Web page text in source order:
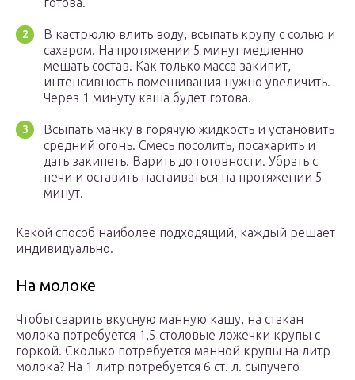
В кастрюлю влить воду, всыпать крупу с солью и
сахаром. На протяжении 5 минут медленно
мешать состав. Как только масса закипит,
интенсивность помешивания нужно увеличить.
Через 1 минуту каша будет готова.
Всыпать манку в горячую жидкость и установить
средний огонь. Смесь посолить, посахарить и
дать закипеть. Варить до готовности. Убрать с
печи и оставить настаиваться на протяжении 5
минут.
Какой способ наиболее подходящий, каждый решает
индивидуально.
На молоке
Чтобы сварить вкусную манную кашу, на стакан
молока потребуется 1,5 столовые ложечки крупы с
горкой. Сколько потребуется манной крупы на литр
молока? На 1 литр потребуется 6 ст. л. сыпучего